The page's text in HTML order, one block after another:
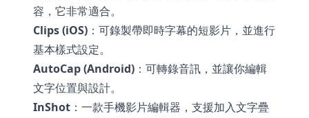
容，它非常適合。
Clips (iOS) ：可錄製帶即時字幕的短影片，並進行
基本樣式設定。
AutoCap (Android) ：可轉錄音訊，並讓你編輯
文字位置與設計。
InShot ：一款手機影片編輯器，支援加入文字疊